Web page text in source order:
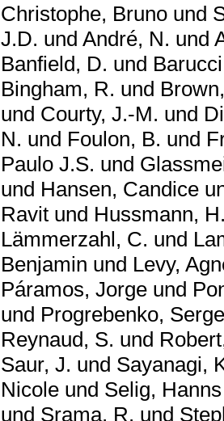
Christophe, Bruno und
J.D. und André, N. und
Banfield, D. und
Bingham, R. und
und Courty, J.-M. und
N. und Foulon, B. und
Paulo J.S. und
und Hansen, Candice
Ravit und Hussmann,
Lämmerzahl, C. und
Benjamin und Levy,
Páramos, Jorge und
und Progrebenko,
Reynaud, S. und
Saur, J. und Sayanagi,
Nicole und Selig, Hanns
und Srama, R. und